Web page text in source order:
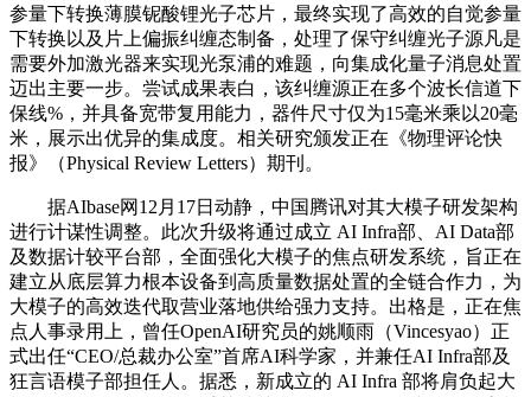
参量下转换薄膜铌酸锂光子芯片，最终实现了高效的自觉参量
下转换以及片上偏振纠缠态制备，处理了保守纠缠光子源凡是
需要外加激光器来实现光泵浦的难题，向集成化量子消息处置
迈出主要一步。尝试成果表白，该纠缠源正在多个波长信道下
保线%，并具备宽带复用能力，器件尺寸仅为15毫米乘以20毫
米，展示出优异的集成度。相关研究颁发正在《物理评论快
报》（Physical Review Letters）期刊。
据AIbase网12月17日动静，中国腾讯对其大模子研发架构
进行计谋性调整。此次升级将通过成立 AI Infra部、AI Data部
及数据计较平台部，全面强化大模子的焦点研发系统，旨正在
建立从底层算力根本设备到高质量数据处置的全链合作力，为
大模子的高效迭代取营业落地供给强力支持。出格是，正在焦
点人事录用上，曾任OpenAI研究员的姚顺雨（Vincesyao）正
式出任“CEO/总裁办公室”首席AI科学家，并兼任AI Infra部及
狂言语模子部担任人。据悉，新成立的 AI Infra 部将肩负起大